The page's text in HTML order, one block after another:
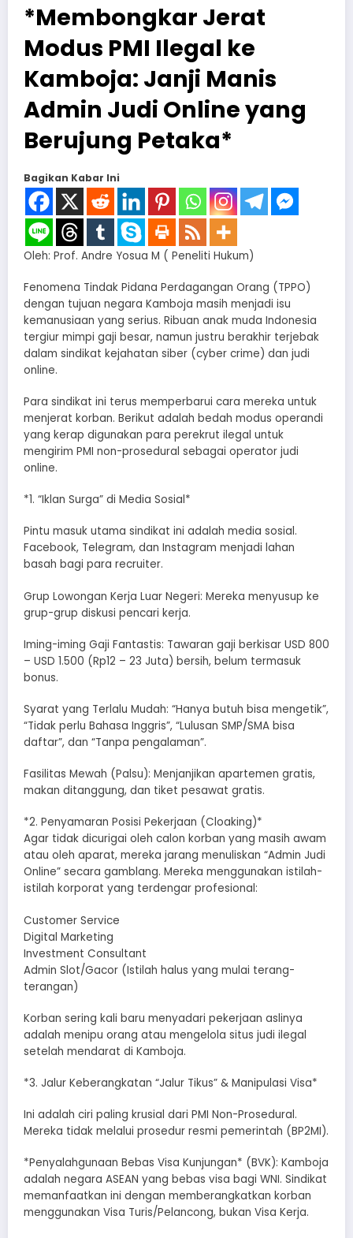
*Membongkar Jerat
Modus PMI Ilegal ke
Kamboja: Janji Manis
Admin Judi Online yang
Berujung Petaka*
Bagikan Kabar Ini
Oleh: Prof. Andre Yosua M ( Peneliti Hukum)
​Fenomena Tindak Pidana Perdagangan Orang (TPPO)
dengan tujuan negara Kamboja masih menjadi isu
kemanusiaan yang serius. Ribuan anak muda Indonesia
tergiur mimpi gaji besar, namun justru berakhir terjebak
dalam sindikat kejahatan siber (cyber crime) dan judi
online.
​Para sindikat ini terus memperbarui cara mereka untuk
menjerat korban. Berikut adalah bedah modus operandi
yang kerap digunakan para perekrut ilegal untuk
mengirim PMI non-prosedural sebagai operator judi
online.
*​1. “Iklan Surga” di Media Sosial*
​Pintu masuk utama sindikat ini adalah media sosial.
Facebook, Telegram, dan Instagram menjadi lahan
basah bagi para recruiter.
​Grup Lowongan Kerja Luar Negeri: Mereka menyusup ke
grup-grup diskusi pencari kerja.
​Iming-iming Gaji Fantastis: Tawaran gaji berkisar USD 800
– USD 1.500 (Rp12 – 23 Juta) bersih, belum termasuk
bonus.
​Syarat yang Terlalu Mudah: “Hanya butuh bisa mengetik”,
“Tidak perlu Bahasa Inggris”, “Lulusan SMP/SMA bisa
daftar”, dan “Tanpa pengalaman”.
​Fasilitas Mewah (Palsu): Menjanjikan apartemen gratis,
makan ditanggung, dan tiket pesawat gratis.
*​2. Penyamaran Posisi Pekerjaan (Cloaking)*
​Agar tidak dicurigai oleh calon korban yang masih awam
atau oleh aparat, mereka jarang menuliskan “Admin Judi
Online” secara gamblang. Mereka menggunakan istilah-
istilah korporat yang terdengar profesional:
​Customer Service
​Digital Marketing
​Investment Consultant
​Admin Slot/Gacor (Istilah halus yang mulai terang-
terangan)
​Korban sering kali baru menyadari pekerjaan aslinya
adalah menipu orang atau mengelola situs judi ilegal
setelah mendarat di Kamboja.
*​3. Jalur Keberangkatan “Jalur Tikus” & Manipulasi Visa*
​Ini adalah ciri paling krusial dari PMI Non-Prosedural.
Mereka tidak melalui prosedur resmi pemerintah (BP2MI).
*​Penyalahgunaan Bebas Visa Kunjungan* (BVK): Kamboja
adalah negara ASEAN yang bebas visa bagi WNI. Sindikat
memanfaatkan ini dengan memberangkatkan korban
menggunakan Visa Turis/Pelancong, bukan Visa Kerja.